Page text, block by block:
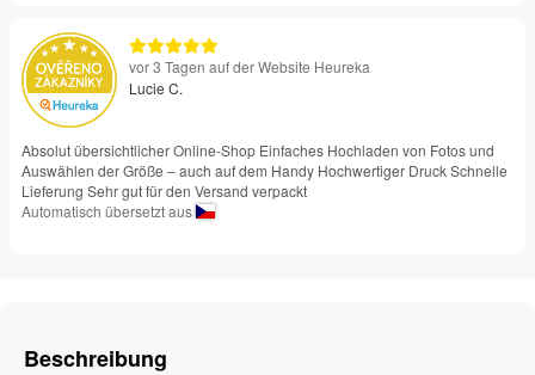
vor 3 Tagen auf der Website Heureka
Lucie C.
Absolut übersichtlicher Online-Shop Einfaches Hochladen von Fotos und
Auswählen der Größe – auch auf dem Handy Hochwertiger Druck Schnelle
Lieferung Sehr gut für den Versand verpackt
Automatisch übersetzt aus
Beschreibung